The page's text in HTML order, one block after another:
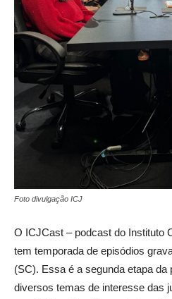
Foto divulgação ICJ
O ICJCast – podcast do Instituto
tem temporada de episódios
(SC). Essa é a segunda etapa da
diversos temas de interesse das